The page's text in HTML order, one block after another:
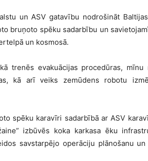
un ASV gatavību nodrošināt
bruņoto spēku sadarbību un
un kosmosā.
trenēs evakuācijas procedūras, mīnu
kā arī veiks zemūdens robotu
spēku karavīri sadarbībā ar ASV
izbūvēs koka karkasa ēku
savstarpējo operāciju plānošanu